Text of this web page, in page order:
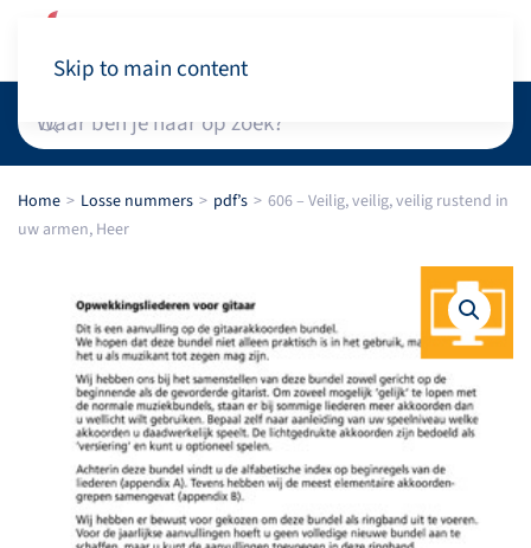
Skip to main content
Home Losse nummers pdf’s
606 – Veilig, veilig, veilig rustend in
uw armen, Heer